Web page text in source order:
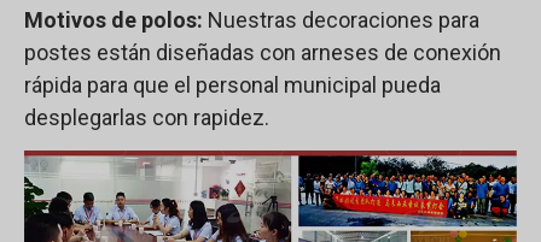
Motivos de polos: Nuestras decoraciones para
postes están diseñadas con arneses de conexión
rápida para que el personal municipal pueda
desplegarlas con rapidez.